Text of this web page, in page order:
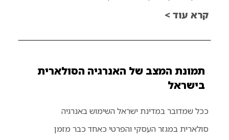
קרא עוד >
תמונת המצב של האנרגיה הסולארית
בישראל
ככל שמדובר במדינת ישראל השימוש באנרגיה
סולארית במגזר העסקי והפרטי כאחד כבר מזמן